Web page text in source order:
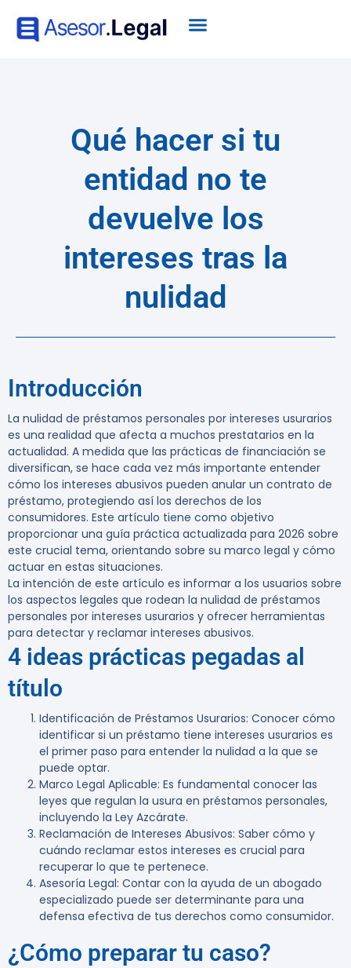
Qué hacer si tu
entidad no te
devuelve los
intereses tras la
nulidad
Introducción
La nulidad de préstamos personales por intereses usurarios
es una realidad que afecta a muchos prestatarios en la
actualidad. A medida que las prácticas de financiación se
diversifican, se hace cada vez más importante entender
cómo los intereses abusivos pueden anular un contrato de
préstamo, protegiendo así los derechos de los
consumidores. Este artículo tiene como objetivo
proporcionar una guía práctica actualizada para 2026 sobre
este crucial tema, orientando sobre su marco legal y cómo
actuar en estas situaciones.
La intención de este artículo es informar a los usuarios sobre
los aspectos legales que rodean la nulidad de préstamos
personales por intereses usurarios y ofrecer herramientas
para detectar y reclamar intereses abusivos.
4 ideas prácticas pegadas al
título
Identificación de Préstamos Usurarios: Conocer cómo
identificar si un préstamo tiene intereses usurarios es
el primer paso para entender la nulidad a la que se
puede optar.
Marco Legal Aplicable: Es fundamental conocer las
leyes que regulan la usura en préstamos personales,
incluyendo la Ley Azcárate.
Reclamación de Intereses Abusivos: Saber cómo y
cuándo reclamar estos intereses es crucial para
recuperar lo que te pertenece.
Asesoría Legal: Contar con la ayuda de un abogado
especializado puede ser determinante para una
defensa efectiva de tus derechos como consumidor.
¿Cómo preparar tu caso?